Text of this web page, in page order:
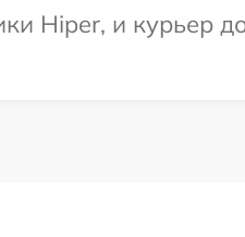
Hiper, и курьер